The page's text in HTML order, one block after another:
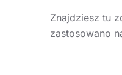
Znajdziesz tu
zastosowano